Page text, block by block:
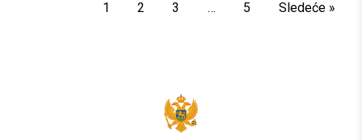
1 2 3 … 5 Sledeće »